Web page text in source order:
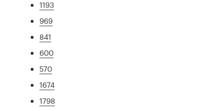
1193
969
841
600
570
1674
1798